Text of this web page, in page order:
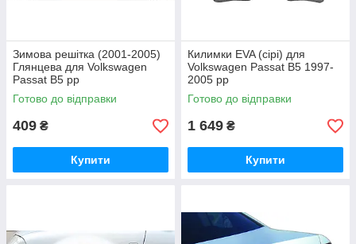
Зимова решітка (2001-2005)
Глянцева для Volkswagen
Passat B5 рр
Готово до відправки
409 ₴
Купити
Килимки EVA (сірі) для
Volkswagen Passat B5 1997-
2005 рр
Готово до відправки
1 649 ₴
Купити